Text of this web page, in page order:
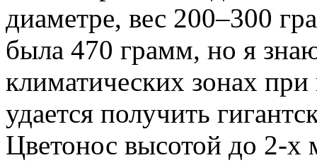
диаметре, вес 200–300
была 470 грамм, но я
климатических зонах
удается получить
Цветонос высотой до 2-х